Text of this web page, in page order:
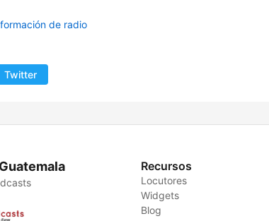
de radio
Twitter
Recursos
Locutores
Widgets
Blog